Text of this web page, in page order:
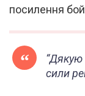
посилення
“Дякую
сили